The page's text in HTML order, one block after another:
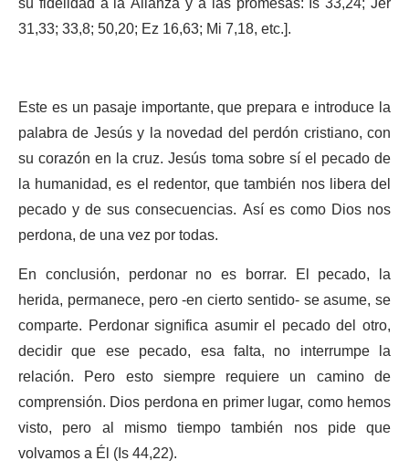
31,33; 33,8; 50,20; Ez 16,63; Mi 7,18, etc.].
Este es un pasaje importante, que prepara e introduce la
palabra de Jesús y la novedad del perdón cristiano, con
su corazón en la cruz. Jesús toma sobre sí el pecado de
la humanidad, es el redentor, que también nos libera del
pecado y de sus consecuencias. Así es como Dios nos
perdona, de una vez por todas.
En conclusión, perdonar no es borrar. El pecado, la
herida, permanece, pero -en cierto sentido- se asume, se
comparte. Perdonar significa asumir el pecado del otro,
decidir que ese pecado, esa falta, no interrumpe la
relación. Pero esto siempre requiere un camino de
comprensión. Dios perdona en primer lugar, como hemos
visto, pero al mismo tiempo también nos pide que
volvamos a Él (Is 44,22).